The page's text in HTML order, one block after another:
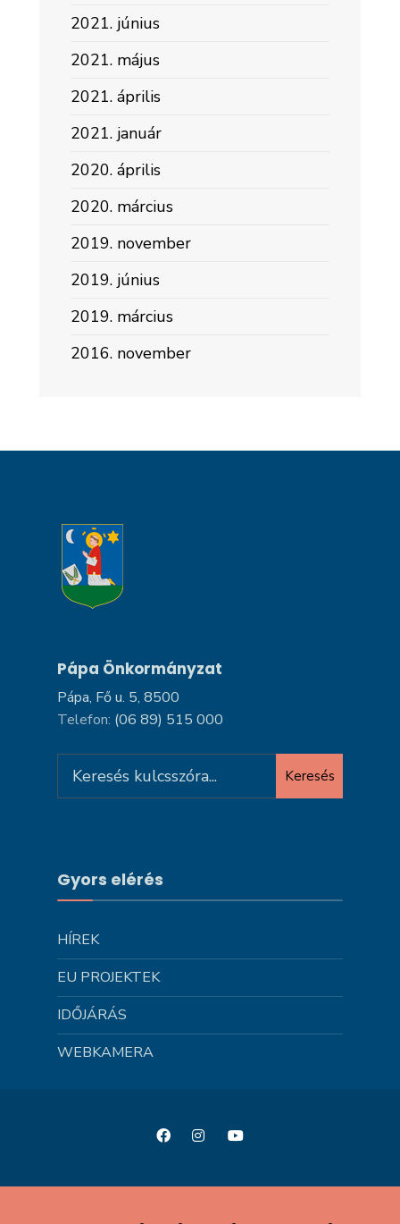
2021. június
2021. május
2021. április
2021. január
2020. április
2020. március
2019. november
2019. június
2019. március
2016. november
Pápa Önkormányzat
Pápa, Fő u. 5, 8500
Telefon: (06 89) 515 000
for:
Keresés
Gyors elérés
HÍREK
EU PROJEKTEK
IDŐJÁRÁS
WEBKAMERA